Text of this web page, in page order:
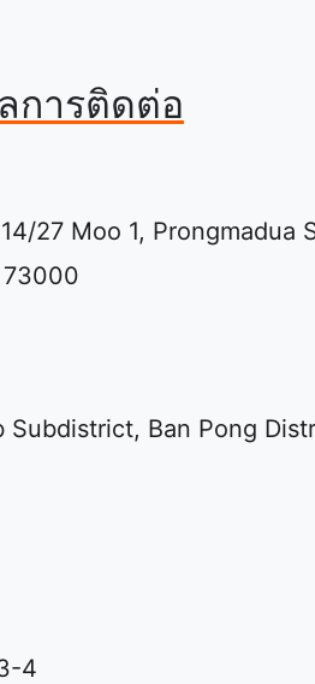
การติดต่อ
27 Moo 1, Prongmadua
73000
Subdistrict, Ban Pong
4